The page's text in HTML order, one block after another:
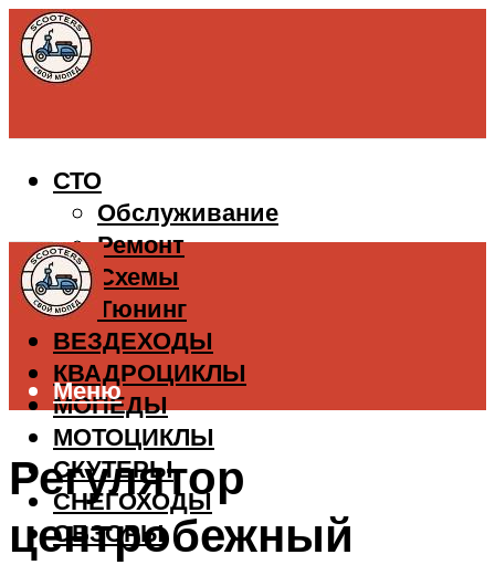
СТО
Обслуживание
Ремонт
Схемы
Тюнинг
ВЕЗДЕХОДЫ
КВАДРОЦИКЛЫ
МОПЕДЫ
МОТОЦИКЛЫ
СКУТЕРЫ
СНЕГОХОДЫ
ОБЗОРЫ
Меню
Регулятор
центробежный